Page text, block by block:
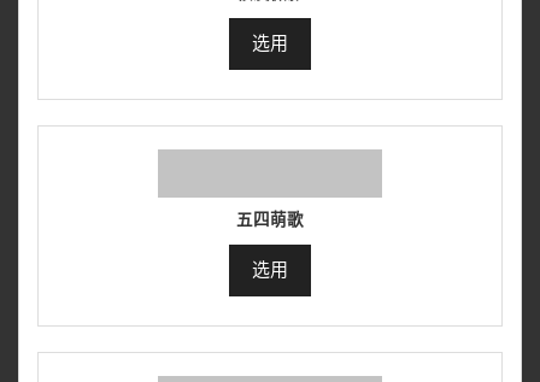
选用
五四萌歌
选用